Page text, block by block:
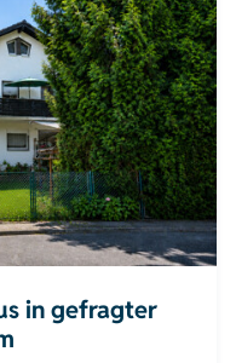
in gefragter